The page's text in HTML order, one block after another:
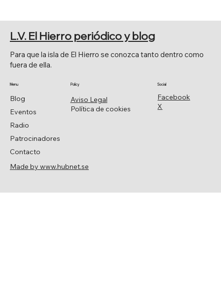
DONACIO CEJAS
Facebook
X
Social
Aviso Legal
Política de cookies
Policy
Blog
Eventos
Radio
Patrocinadores
Contacto
Menu
Para que la isla de El Hierro se conozca tanto dentro como
fuera de ella.
L.V. El Hierro periódico y blog
Made by www.hubnet.se